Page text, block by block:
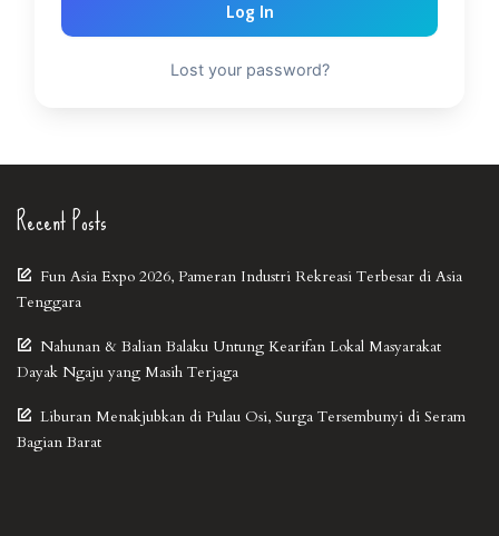
Log In
Lost your password?
Recent Posts
Fun Asia Expo 2026, Pameran Industri Rekreasi Terbesar di Asia
Tenggara
Nahunan & Balian Balaku Untung Kearifan Lokal Masyarakat
Dayak Ngaju yang Masih Terjaga
Liburan Menakjubkan di Pulau Osi, Surga Tersembunyi di Seram
Bagian Barat